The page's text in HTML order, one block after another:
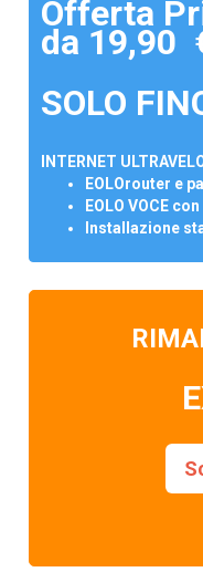
Offerta
da 19,90
SOLO
INTERNET
EOLOrouter e
EOLO VOCE
Installazione